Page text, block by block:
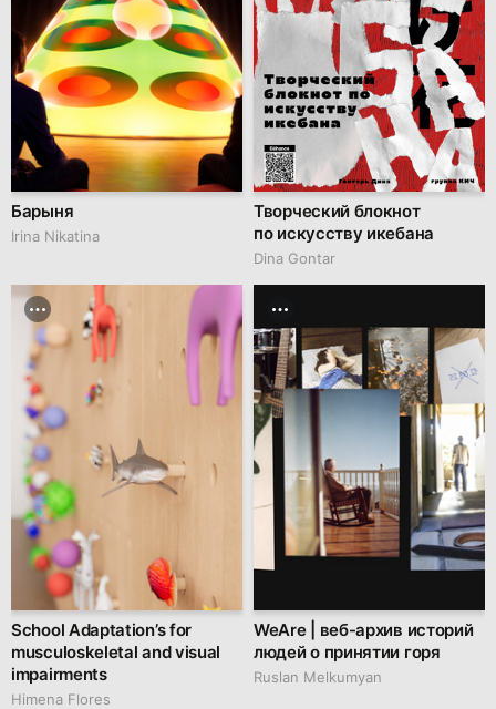
Барыня
Irina Nikatina
Творческий блокнот
по искусству икебана
Dina Gontar
School Adaptation’s for
musculoskeletal and visual
impairments
Himena Flores
WeAre | веб-архив историй
людей о принятии горя
Ruslan Melkumyan